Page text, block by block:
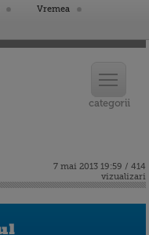
Vremea
7 mai 2013 19:59 / 414
vizualizari